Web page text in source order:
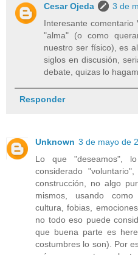
Cesar Ojeda
3 de
Interesante comentario
"alma" (o como
nuestro ser físico), es
siglos en discusión,
debate, quizas lo
Responder
Unknown 3 de mayo de
Lo que "deseamos",
considerado
construcción, no algo
mismos, usando como
cultura, fobias,
no todo eso puede
que buena parte es
costumbres lo son). Por